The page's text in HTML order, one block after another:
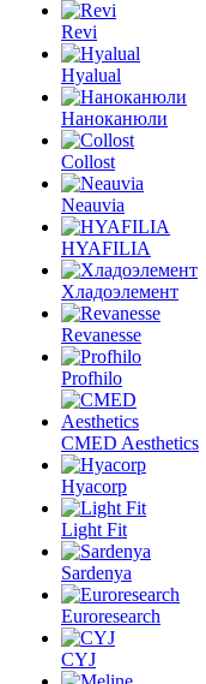
Revi
Hyalual
Наноканюли
Collost
Neauvia
HYAFILIA
Хладоэлемент
Revanesse
Profhilo
CMED Aesthetics
Hyacorp
Light Fit
Sardenya
Euroresearch
CYJ